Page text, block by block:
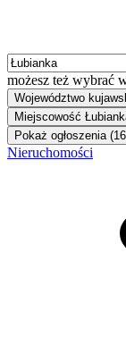
możesz też wybrać
Województwo
Miejscowość
Pokaż ogłoszenia
Nieruchomości